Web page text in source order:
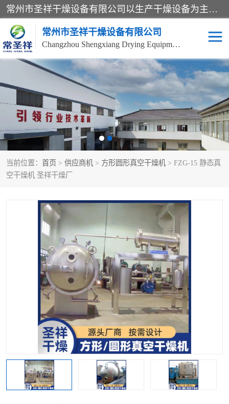
常州市圣祥干燥设备有限公司以生产干燥设备为主导产品，提供：干燥设备、干燥机、混合机、气流干燥机、烘箱、热风循环烘箱、沸腾干燥机、烘干机、喷雾干燥机等产品的生产、制造与销售服务。
常州市圣祥干燥设备有限公司
Changzhou Shengxiang Drying Equipment Co. , Ltd.
当前位置： 首页 > 供应商机 > 方形圆形真空干燥机 > FZG-15 静态真
空干燥机 圣祥干燥厂
单锥真空干燥机 双锥真空干燥机
气流干燥机 滚筒刮板干燥机
干燥机 闪蒸干燥机
桨叶干燥机 高速混合机
粗粉碎机 带式干燥机
单锥螺带真空干燥机 沸腾干燥机
方形圆形真空干燥机 真空耙式干燥机
热风循环烘箱 喷雾干燥机
振动流化床干燥机 盘式干燥机